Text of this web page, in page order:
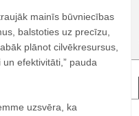
mainīs būvniecības
balstoties uz precīzu,
plānot cilvēkresursus,
efektivitāti,” pauda
uzsvēra, ka